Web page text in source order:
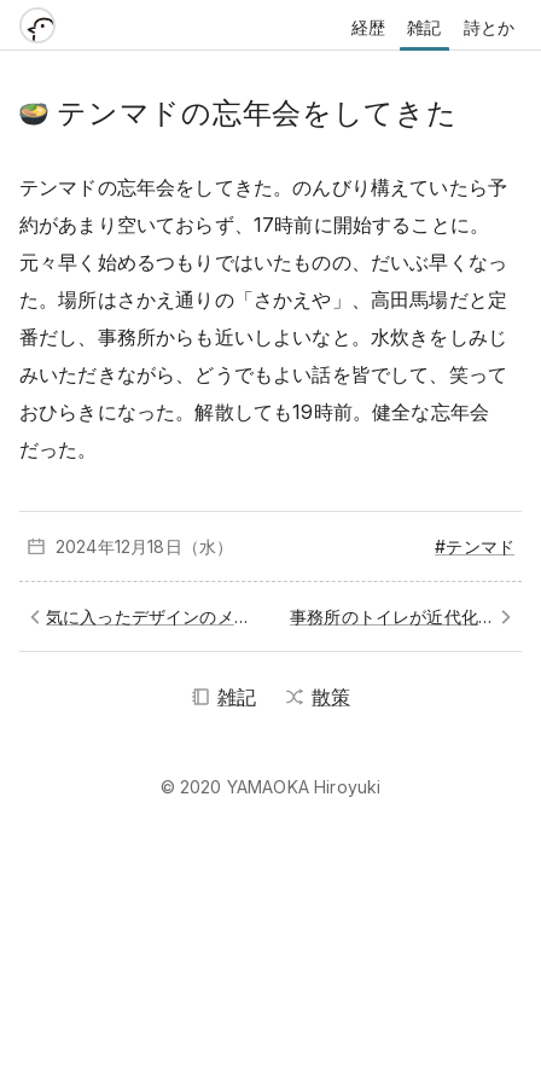
経歴 雑記 詩とか
テンマドの忘年会をしてきた
テンマドの忘年会をしてきた。のんびり構えていたら予
約があまり空いておらず、17時前に開始することに。
元々早く始めるつもりではいたものの、だいぶ早くなっ
た。場所はさかえ通りの「さかえや」、高田馬場だと定
番だし、事務所からも近いしよいなと。水炊きをしみじ
みいただきながら、どうでもよい話を皆でして、笑って
おひらきになった。解散しても19時前。健全な忘年会
だった。
2024年12月18日（水） #テンマド
気に入ったデザインのメモ帳を求めて 事務所のトイレが近代化された
雑記 散策
© 2020 YAMAOKA Hiroyuki